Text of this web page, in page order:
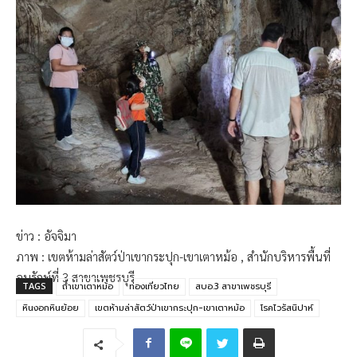
ข่าว : อัจจิมา
ภาพ : เขตห้ามล่าสัตว์ป่าเขากระปุก-เขาเตาหม้อ , สำนักบริหารพื้นที่
อนุรักษ์ที่ 3 สาขาเพชรบุรี
TAGS ถ้ำเขาเตาหม้อ ท่องเที่ยวไทย
สบอ.3 สาขาเพชรบุรี
หินงอกหินย้อย
เขตห้ามล่าสัตว์ป่าเขากระปุก-เขาเตาหม้อ โรคไวรัสนิปาห์